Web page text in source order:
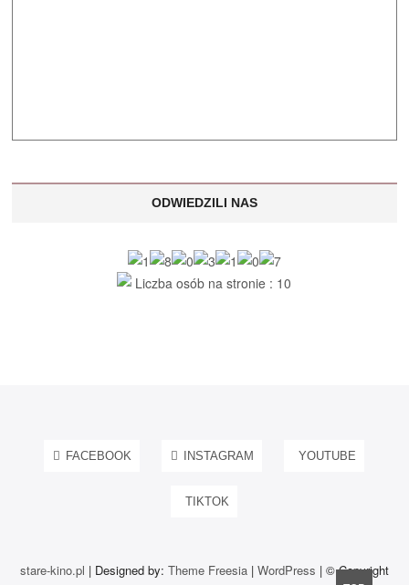
ODWIEDZILI NAS
Liczba osób na stronie : 10
FACEBOOK INSTAGRAM YOUTUBE
TIKTOK
stare-kino.pl | Designed by: Theme Freesia| WordPress | © Copyright
Go